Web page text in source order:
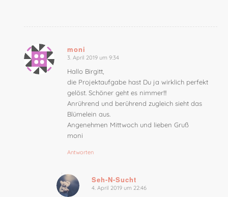
moni
sagte:
3. April 2019 um 9:34
Hallo Birgitt,
die Projektaufgabe hast Du ja wirklich perfekt
gelöst. Schöner geht es nimmer!!!
Anrührend und berührend zugleich sieht das
Blümelein aus.
Angenehmen Mittwoch und lieben Gruß
moni
Antworten
Seh-N-Sucht
sagte:
4. April 2019 um 22:46